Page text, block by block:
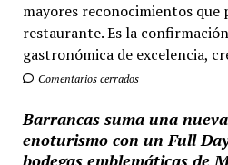
mayores reconocimientos que
restaurante. Es la
gastronómica de excelencia,
Comentarios cerrados
Barrancas suma una
enoturismo con un Full
bodegas emblemáticas de